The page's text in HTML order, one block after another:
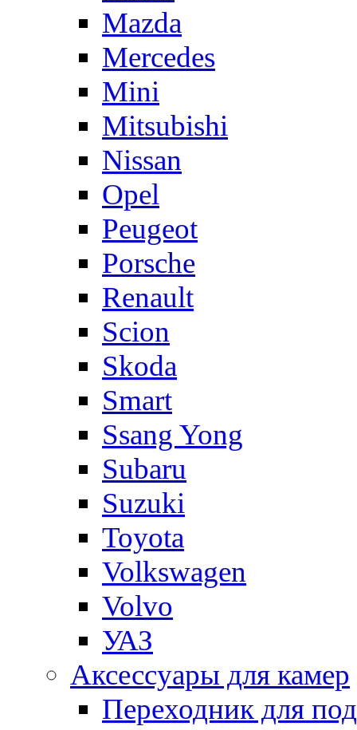
Mazda
Mercedes
Mini
Mitsubishi
Nissan
Opel
Peugeot
Porsche
Renault
Scion
Skoda
Smart
Ssang Yong
Subaru
Suzuki
Toyota
Volkswagen
Volvo
УАЗ
Аксессуары для камер
Переходник для